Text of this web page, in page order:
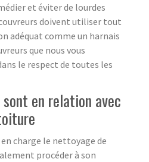
et éviter de lourdes
doivent utiliser tout
adéquat comme un harnais
que nous vous
le respect de toutes les
en relation avec
charge le nettoyage de
procéder à son